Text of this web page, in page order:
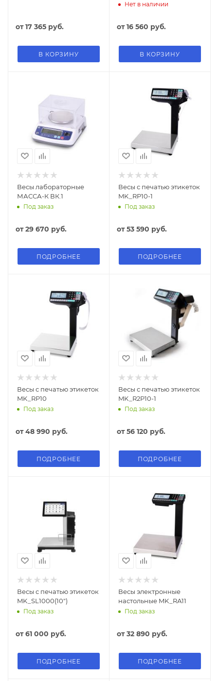
от17 365 руб.
В КОРЗИНУ
Нет в наличии
от16 560 руб.
В КОРЗИНУ
Весы лабораторные
МАССА-К ВК.1
Под заказ
от29 670 руб.
ПОДРОБНЕЕ
Весы с печатью этикеток
MK_RP10-1
Под заказ
от53 590 руб.
ПОДРОБНЕЕ
Весы с печатью этикеток
MK_RP10
Под заказ
от48 990 руб.
ПОДРОБНЕЕ
Весы с печатью этикеток
MK_R2P10-1
Под заказ
от56 120 руб.
ПОДРОБНЕЕ
Весы с печатью этикеток
MK_SL1000(10")
Под заказ
от61 000 руб.
ПОДРОБНЕЕ
Весы электронные
настольные MK_RА11
Под заказ
от32 890 руб.
ПОДРОБНЕЕ